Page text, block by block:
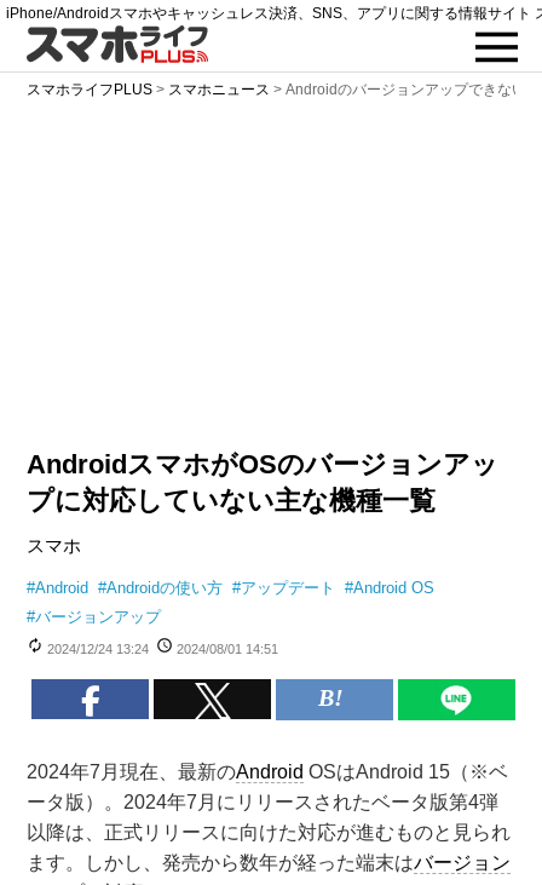
iPhone/Androidスマホやキャッシュレス決済、SNS、アプリに関する情報サイト
スマホライフPLUS > スマホニュース >Androidのバージョンアップできない
AndroidスマホがOSのバージョンアッ
プに対応していない主な機種一覧
スマホ
#Android #Androidの使い方 #アップデート #Android OS
#バージョンアップ
2024/12/24 13:24 2024/08/01 14:51
2024年7月現在、最新のAndroid OSはAndroid 15（※ベ
ータ版）。2024年7月にリリースされたベータ版第4弾
以降は、正式リリースに向けた対応が進むものと見られ
ます。しかし、発売から数年が経った端末はバージョン